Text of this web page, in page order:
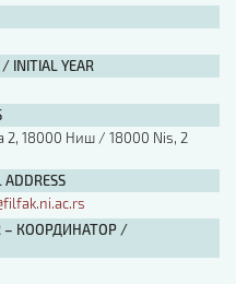
YEAR
2, 18000 Ниш / 18000 Nis, 2
– КООРДИНАТОР /